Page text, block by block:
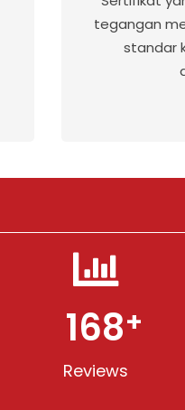
tegangan
standar
240
Reviews